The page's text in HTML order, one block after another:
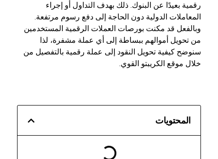
رقمية بعيدًا عن البنوك. ذلك بهدف التداول أو إجراء
المعاملات الدولية دون الحاجة إلى دفع رسوم مرتفعة.
وبالفعل قد مكنت بورصات العملات الرقمية المستخدمين
من تحويل أموالهم ببساطة إلى أي عملة مشفرة، لذا
سنوضح كيفية تحويل النقود إلى عملة رقمية بالتفصيل من
خلال موقع الكريبتو القوي.
المحتويات